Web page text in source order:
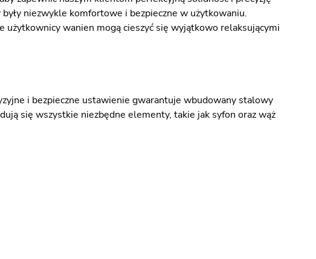
niezwykle komfortowe i bezpieczne w użytkowaniu.
wanien mogą cieszyć się wyjątkowo relaksującymi
i bezpieczne ustawienie gwarantuje wbudowany stalowy
się wszystkie niezbędne elementy, takie jak syfon oraz wąż